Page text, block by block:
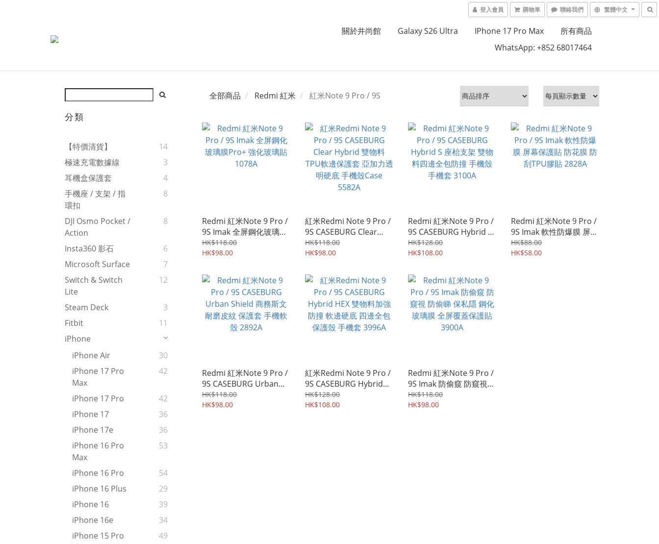
登入會員 購物車 聯絡我們 繁體中文
關於井尚館 Galaxy S26 Ultra IPhone 17 Pro Max
所有商品
WhatsApp: +852 68017464
分類
【特價清貨】
14
極速充電數據線
3
耳機盒保護套
4
手機座 / 支架 / 指
環扣
8
DJI Osmo Pocket /
Action
8
Insta360 影石
6
Microsoft Surface
7
Switch & Switch
Lite
12
Steam Deck
3
Fitbit
11
iPhone
iPhone Air
30
iPhone 17 Pro
Max
42
iPhone 17 Pro
42
iPhone 17
36
iPhone 17e
36
iPhone 16 Pro
Max
53
iPhone 16 Pro
54
iPhone 16 Plus
29
iPhone 16
39
iPhone 16e
34
iPhone 15 Pro
49
全部商品 Redmi 紅米 紅米Note 9 Pro / 9S
Redmi 紅米Note 9 Pro /
9S Imak 全屏鋼化玻璃膜
Pro+ 強化玻璃貼 1078A
HK$118.00
HK$98.00
紅米Redmi Note 9 Pro /
9S CASEBURG Clear
Hybrid 雙物料 TPU軟邊
保護套 亞加力透明硬底
HK$118.00
HK$98.00
Redmi 紅米Note 9 Pro /
9S CASEBURG Hybrid S
座枱支架 雙物料四邊全包
防撞 手機殼 手機套
HK$128.00
HK$108.00
Redmi 紅米Note 9 Pro /
9S Imak 軟性防爆膜 屏幕
保護貼 防花膜 防刮TPU
膠貼 2828A
HK$88.00
HK$58.00
Redmi 紅米Note 9 Pro /
9S CASEBURG Urban
Shield 商務斯文 耐磨皮
紋 保護套 手機軟殼
HK$118.00
HK$98.00
紅米Redmi Note 9 Pro /
9S CASEBURG Hybrid
HEX 雙物料加強防撞 軟
邊硬底 四邊全包保護殼
HK$128.00
HK$108.00
Redmi 紅米Note 9 Pro /
9S Imak 防偷窺 防窺視
防偷睇 保私隱 鋼化玻璃
膜 全屏覆蓋保護貼
HK$118.00
HK$98.00